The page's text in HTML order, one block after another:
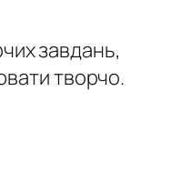
завдань,
творчо.